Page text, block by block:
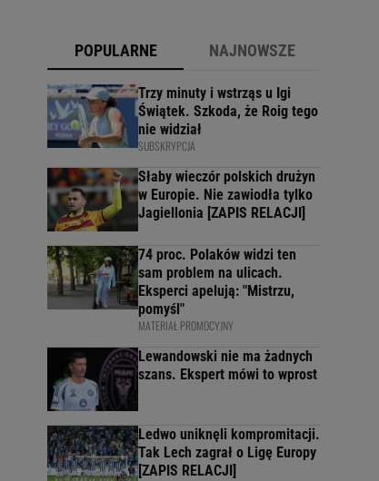
POPULARNE NAJNOWSZE
Trzy minuty i wstrząs u Igi
Świątek. Szkoda, że Roig tego
nie widział
SUBSKRYPCJA
Słaby wieczór polskich drużyn
w Europie. Nie zawiodła tylko
Jagiellonia [ZAPIS RELACJI]
74 proc. Polaków widzi ten
sam problem na ulicach.
Eksperci apelują: "Mistrzu,
pomyśl"
MATERIAŁ PROMOCYJNY
Lewandowski nie ma żadnych
szans. Ekspert mówi to wprost
Ledwo uniknęli kompromitacji.
Tak Lech zagrał o Ligę Europy
[ZAPIS RELACJI]